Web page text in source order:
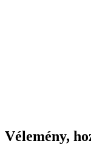
Vélemény,